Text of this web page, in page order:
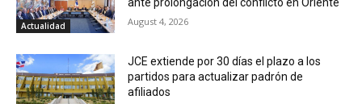
Actualidad August 4, 2026
JCE extiende por 30 días el plazo a los
partidos para actualizar padrón de
afiliados